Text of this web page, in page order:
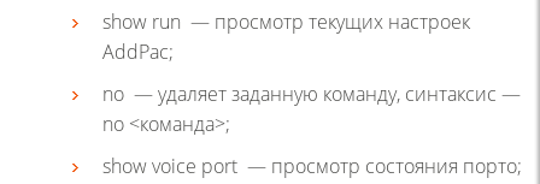
show run — просмотр текущих настроек
AddPac;
no — удаляет заданную команду, синтаксис —
no <команда>;
show voice port — просмотр состояния порто;